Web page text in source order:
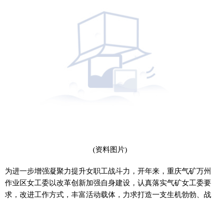
(资料图片)
为进一步增强凝聚力提升女职工战斗力，开年来，重庆气矿万州
作业区女工委以改革创新加强自身建设，认真落实气矿女工委要
求，改进工作方式，丰富活动载体，力求打造一支生机勃勃、战